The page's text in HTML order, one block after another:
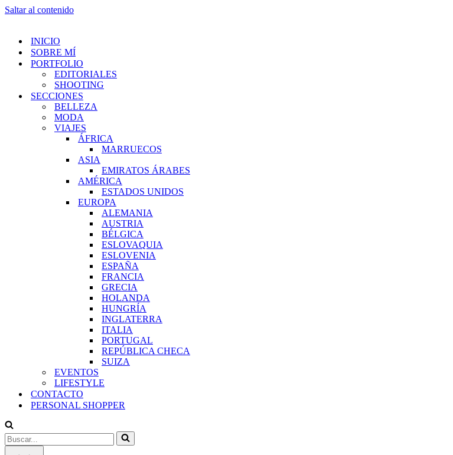
Saltar al contenido
INICIO
SOBRE MÍ
PORTFOLIO
EDITORIALES
SHOOTING
SECCIONES
BELLEZA
MODA
VIAJES
ÁFRICA
MARRUECOS
ASIA
EMIRATOS ÁRABES
AMÉRICA
ESTADOS UNIDOS
EUROPA
ALEMANIA
AUSTRIA
BÉLGICA
ESLOVAQUIA
ESLOVENIA
ESPAÑA
FRANCIA
GRECIA
HOLANDA
HUNGRÍA
INGLATERRA
ITALIA
PORTUGAL
REPÚBLICA CHECA
SUIZA
EVENTOS
LIFESTYLE
CONTACTO
PERSONAL SHOPPER
Buscar...